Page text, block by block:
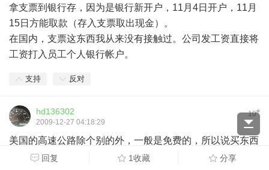
拿支票到银行存，因为是银行新开户，11月4日开户，11月
15日方能取款（存入支票取出现金）。
在国内，支票这东西我从来没有接触过。公司发工资直接将
工资打入员工个人银行帐户。
支持 反对
10#
hd136302
2009-12-27 04:18:29
美国的高速公路除个别的外，一般是免费的，所以说买东西
要交一点消费税那也是应该的，取之于民用之于民。要想享
回复 1收藏 分享